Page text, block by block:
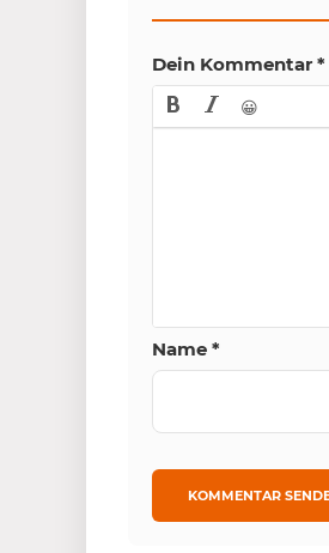
Dein Kommentar *
😀
Name *